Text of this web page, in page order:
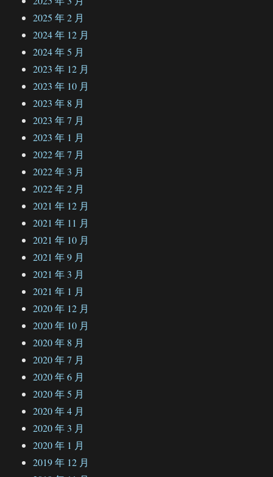
2025 年 2 月
2024 年 12 月
2024 年 5 月
2023 年 12 月
2023 年 10 月
2023 年 8 月
2023 年 7 月
2023 年 1 月
2022 年 7 月
2022 年 3 月
2022 年 2 月
2021 年 12 月
2021 年 11 月
2021 年 10 月
2021 年 9 月
2021 年 3 月
2021 年 1 月
2020 年 12 月
2020 年 10 月
2020 年 8 月
2020 年 7 月
2020 年 6 月
2020 年 5 月
2020 年 4 月
2020 年 3 月
2020 年 1 月
2019 年 12 月